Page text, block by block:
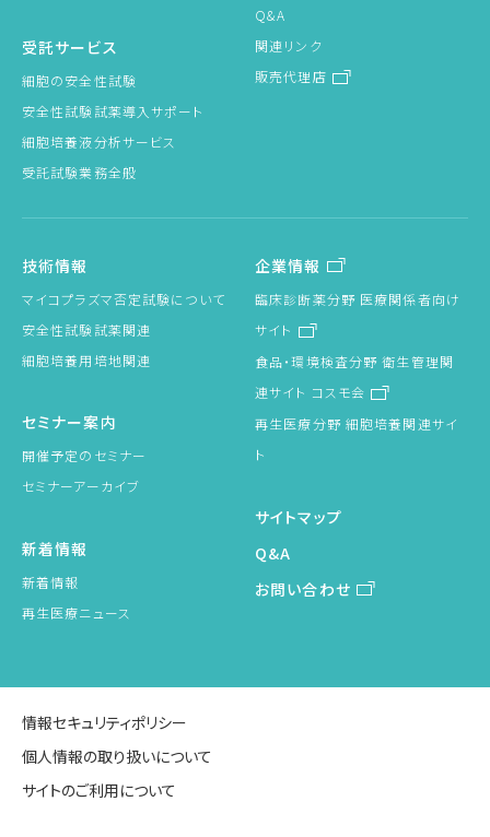
受託サービス
細胞の安全性試験
安全性試験試薬導入サポート
細胞培養液分析サービス
受託試験業務全般
Q&A
関連リンク
販売代理店
技術情報
マイコプラズマ否定試験について
安全性試験試薬関連
細胞培養用培地関連
セミナー案内
開催予定のセミナー
セミナーアーカイブ
新着情報
新着情報
再生医療ニュース
企業情報
臨床診断薬分野 医療関係者向け
サイト
食品・環境検査分野 衛生管理関
連サイト コスモ会
再生医療分野 細胞培養関連サイ
ト
サイトマップ
Q&A
お問い合わせ
情報セキュリティポリシー
個人情報の取り扱いについて
サイトのご利用について